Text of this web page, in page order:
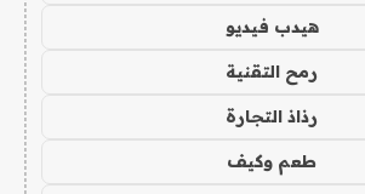
هيدب فيديو
رمح التقنية
رذاذ التجارة
طعم وكيف